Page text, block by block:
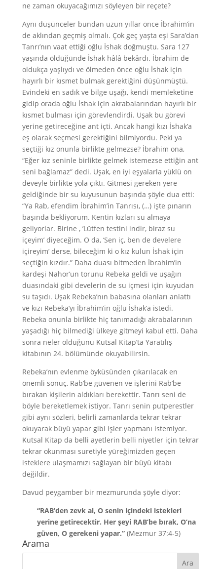
ne zaman okuyacağımızı söyleyen bir reçete?
Aynı düşünceler bundan uzun yıllar önce İbrahim’in
de aklından geçmiş olmalı. Çok geç yaşta eşi Sara’dan
Tanrı’nın vaat ettiği oğlu İshak doğmuştu. Sara 127
yaşında öldüğünde İshak hâlâ bekârdı. İbrahim de
oldukça yaşlıydı ve ölmeden önce oğlu İshak için
hayırlı bir kısmet bulmak gerektiğini düşünmüştü.
Evindeki en sadık ve bilge uşağı, kendi memleketine
gidip orada oğlu İshak için akrabalarından hayırlı bir
kısmet bulması için görevlendirdi. Uşak bu görevi
yerine getireceğine ant içti. Ancak hangi kızı İshak’a
eş olarak seçmesi gerektiğini bilmiyordu. Peki ya
seçtiği kız onunla birlikte gelmezse? İbrahim ona,
“Eğer kız seninle birlikte gelmek istemezse ettiğin ant
seni bağlamaz” dedi. Uşak, en iyi eşyalarla yüklü on
deveyle birlikte yola çıktı. Gitmesi gereken yere
geldiğinde bir su kuyusunun başında şöyle dua etti:
“Ya Rab, efendim İbrahim’in Tanrısı, (…) işte pınarın
başında bekliyorum. Kentin kızları su almaya
geliyorlar. Birine , ’Lütfen testini indir, biraz su
içeyim’ diyeceğim. O da, ‘Sen iç, ben de develere
içireyim’ derse, bileceğim ki o kız kulun İshak için
seçtiğin kızdır.” Daha duası bitmeden İbrahim’in
kardeşi Nahor’un torunu Rebeka geldi ve uşağın
duasındaki gibi develerin de su içmesi için kuyudan
su taşıdı. Uşak Rebeka’nın babasına olanları anlattı
ve kızı Rebeka’yı İbrahim’in oğlu İshak’a istedi.
Rebeka onunla birlikte hiç tanımadığı akrabalarının
yaşadığı hiç bilmediği ülkeye gitmeyi kabul etti. Daha
sonra neler olduğunu Kutsal Kitap’ta Yaratılış
kitabının 24. bölümünde okuyabilirsin.
Rebeka’nın evlenme öyküsünden çıkarılacak en
önemli sonuç, Rab’be güvenen ve işlerini Rab’be
bırakan kişilerin aldıkları berekettir. Tanrı seni de
böyle bereketlemek istiyor. Tanrı senin putperestler
gibi aynı sözleri, belirli zamanlarda tekrar tekrar
okuyarak büyü yapar gibi işler yapmanı istemiyor.
Kutsal Kitap da belli ayetlerin belli niyetler için tekrar
tekrar okunması suretiyle yüreğimizden geçen
isteklere ulaşmamızı sağlayan bir büyü kitabı
değildir.
Davud peygamber bir mezmurunda şöyle diyor:
“RAB’den zevk al, O senin içindeki istekleri
yerine getirecektir. Her şeyi RAB’be bırak, O’na
güven, O gerekeni yapar.” (Mezmur 37:4-5)
Arama